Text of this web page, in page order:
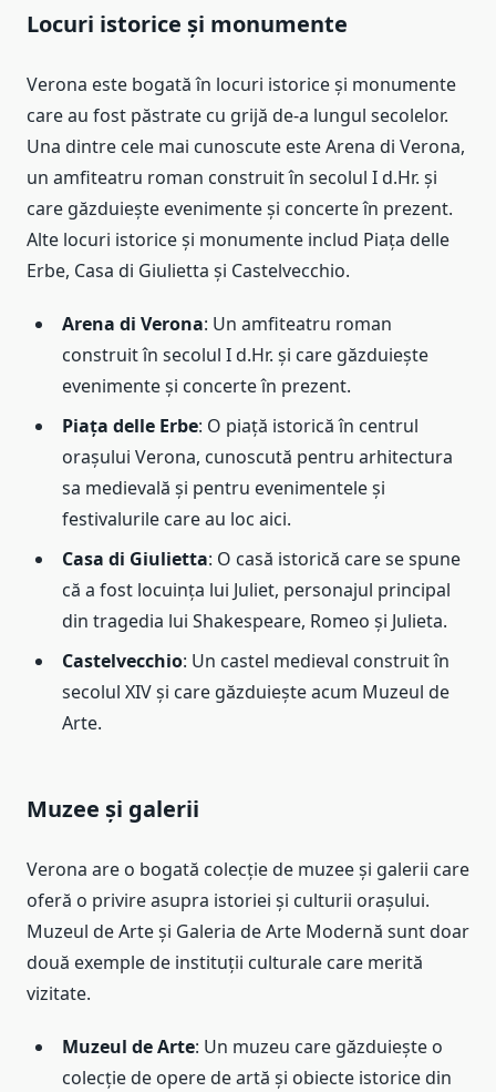
Locuri istorice și monumente
Verona este bogată în locuri istorice și monumente
care au fost păstrate cu grijă de-a lungul secolelor.
Una dintre cele mai cunoscute este Arena di Verona,
un amfiteatru roman construit în secolul I d.Hr. și
care găzduiește evenimente și concerte în prezent.
Alte locuri istorice și monumente includ Piața delle
Erbe, Casa di Giulietta și Castelvecchio.
Arena di Verona: Un amfiteatru roman
construit în secolul I d.Hr. și care găzduiește
evenimente și concerte în prezent.
Piața delle Erbe: O piață istorică în centrul
orașului Verona, cunoscută pentru arhitectura
sa medievală și pentru evenimentele și
festivalurile care au loc aici.
Casa di Giulietta: O casă istorică care se spune
că a fost locuința lui Juliet, personajul principal
din tragedia lui Shakespeare, Romeo și Julieta.
Castelvecchio: Un castel medieval construit în
secolul XIV și care găzduiește acum Muzeul de
Arte.
Muzee și galerii
Verona are o bogată colecție de muzee și galerii care
oferă o privire asupra istoriei și culturii orașului.
Muzeul de Arte și Galeria de Arte Modernă sunt doar
două exemple de instituții culturale care merită
vizitate.
Muzeul de Arte: Un muzeu care găzduiește o
colecție de opere de artă și obiecte istorice din